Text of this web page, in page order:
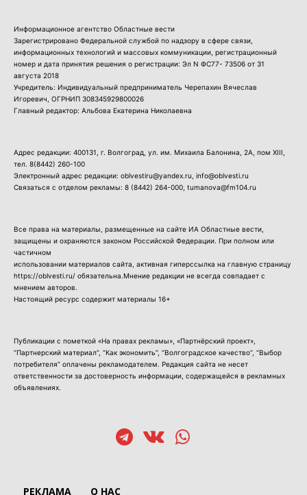
Информационное агентство Областные вести
Зарегистрировано Федеральной службой по надзору в сфере связи,
информационных технологий и массовых коммуникации, регистрационный
номер и дата принятия решения о регистрации: Эл N ФС77- 73506 от 31
августа 2018
Учредитель: Индивидуальный предприниматель Черепахин Вячеслав
Игоревич, ОГРНИП 308345929800026
Главный редактор: Альбова Екатерина Николаевна
Адрес редакции: 400131, г. Волгоград, ул. им. Михаила Балонина, 2А, пом XIII,
тел. 8(8442) 260-100
Электронный адрес редакции: oblvestiru@yandex.ru, info@oblvesti.ru
Связаться с отделом рекламы: 8 (8442) 264-000 , tumanova@fm104.ru
Все права на материалы, размещенные на сайте ИА Областные вести,
защищены и охраняются законом Российской Федерации. При полном или
частичном
использовании материалов сайта, активная гиперссылка на главную страницу
https://oblvesti.ru/ обязательна.Мнение редакции не всегда совпадает с
мнением авторов.
Настоящий ресурс содержит материалы 16+
Публикации с пометкой «На правах рекламы», «Партнёрский проект»,
“Партнерский материал”, “Как экономить”, “Волгоградское качество”, “Выбор
потребителя” оплачены рекламодателем. Редакция сайта не несет
ответственности за достоверность информации, содержащейся в рекламных
объявлениях.
РЕКЛАМА О НАС